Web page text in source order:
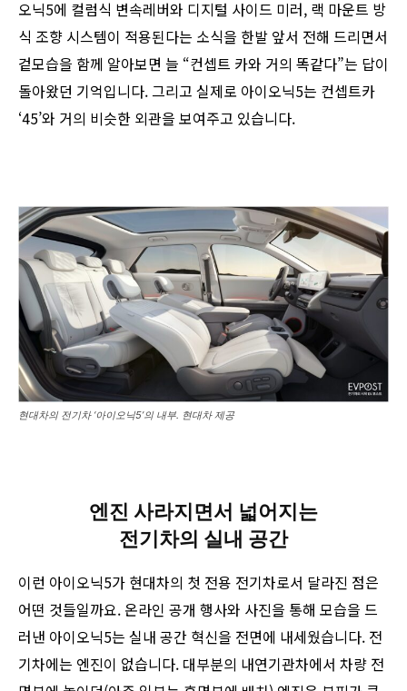
오닉5에 컬럼식 변속레버와 디지털 사이드 미러, 랙 마운트 방
식 조향 시스템이 적용된다는 소식을 한발 앞서 전해 드리면서
겉모습을 함께 알아보면 늘 “컨셉트 카와 거의 똑같다”는 답이
돌아왔던 기억입니다. 그리고 실제로 아이오닉5는 컨셉트카
‘45’와 거의 비슷한 외관을 보여주고 있습니다.
현대차의 전기차 ‘아이오닉5’의 내부. 현대차 제공
엔진 사라지면서 넓어지는
전기차의 실내 공간
이런 아이오닉5가 현대차의 첫 전용 전기차로서 달라진 점은
어떤 것들일까요. 온라인 공개 행사와 사진을 통해 모습을 드
러낸 아이오닉5는 실내 공간 혁신을 전면에 내세웠습니다. 전
기차에는 엔진이 없습니다. 대부분의 내연기관차에서 차량 전